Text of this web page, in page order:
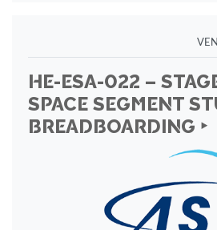
HE-ESA-022 –
SPACE SEGMENT
BREADBOARDING ‣